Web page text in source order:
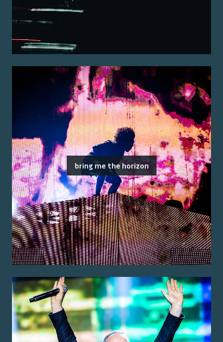
bring me the horizon